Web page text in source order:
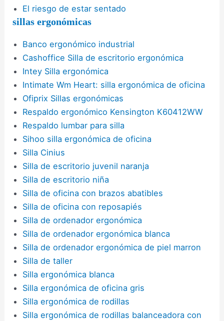
El riesgo de estar sentado
sillas ergonómicas
Banco ergonómico industrial
Cashoffice Silla de escritorio ergonómica
Intey Silla ergonómica
Intimate Wm Heart: silla ergonómica de oficina
Ofiprix Sillas ergonómicas
Respaldo ergonómico Kensington K60412WW
Respaldo lumbar para silla
Sihoo silla ergonómica de oficina
Silla Cinius
Silla de escritorio juvenil naranja
Silla de escritorio niña
Silla de oficina con brazos abatibles
Silla de oficina con reposapiés
Silla de ordenador ergonómica
Silla de ordenador ergonómica blanca
Silla de ordenador ergonómica de piel marron
Silla de taller
Silla ergonómica blanca
Silla ergonómica de oficina gris
Silla ergonómica de rodillas
Silla ergonómica de rodillas balanceadora con